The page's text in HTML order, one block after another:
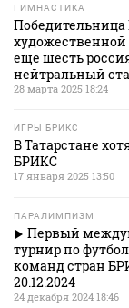
ГИМНАСТИКА
еще шесть
нейтральный
28 марта 2025 18:24
ИГРЫ БРИКС
В Татарстане
БРИКС
17 января 2025 13:50
ПАРАЛИМПИЗМ
Первый
турнир по
команд стран
20.12.2024
24 декабря 2024 18:46